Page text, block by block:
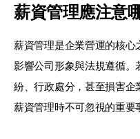
薪資管理應注意
薪資管理是企業營運的核
影響公司形象與法規遵循。
紛、行政處分，甚至損害
薪資管理時不可忽視的重要